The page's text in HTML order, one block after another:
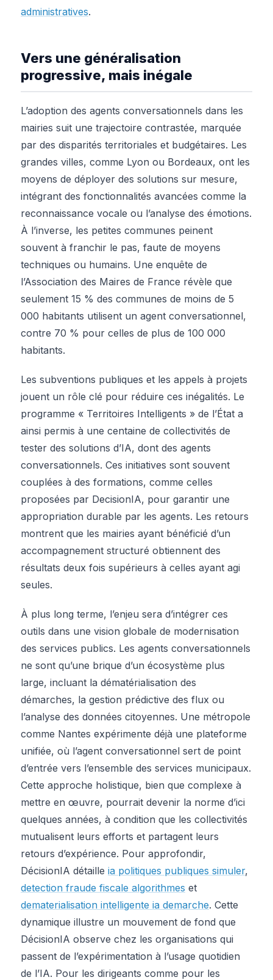
administratives.
Vers une généralisation
progressive, mais inégale
L’adoption des agents conversationnels dans les
mairies suit une trajectoire contrastée, marquée
par des disparités territoriales et budgétaires. Les
grandes villes, comme Lyon ou Bordeaux, ont les
moyens de déployer des solutions sur mesure,
intégrant des fonctionnalités avancées comme la
reconnaissance vocale ou l’analyse des émotions.
À l’inverse, les petites communes peinent
souvent à franchir le pas, faute de moyens
techniques ou humains. Une enquête de
l’Association des Maires de France révèle que
seulement 15 % des communes de moins de 5
000 habitants utilisent un agent conversationnel,
contre 70 % pour celles de plus de 100 000
habitants.
Les subventions publiques et les appels à projets
jouent un rôle clé pour réduire ces inégalités. Le
programme « Territoires Intelligents » de l’État a
ainsi permis à une centaine de collectivités de
tester des solutions d’IA, dont des agents
conversationnels. Ces initiatives sont souvent
couplées à des formations, comme celles
proposées par DecisionIA, pour garantir une
appropriation durable par les agents. Les retours
montrent que les mairies ayant bénéficié d’un
accompagnement structuré obtiennent des
résultats deux fois supérieurs à celles ayant agi
seules.
À plus long terme, l’enjeu sera d’intégrer ces
outils dans une vision globale de modernisation
des services publics. Les agents conversationnels
ne sont qu’une brique d’un écosystème plus
large, incluant la dématérialisation des
démarches, la gestion prédictive des flux ou
l’analyse des données citoyennes. Une métropole
comme Nantes expérimente déjà une plateforme
unifiée, où l’agent conversationnel sert de point
d’entrée vers l’ensemble des services municipaux.
Cette approche holistique, bien que complexe à
mettre en œuvre, pourrait devenir la norme d’ici
quelques années, à condition que les collectivités
mutualisent leurs efforts et partagent leurs
retours d’expérience. Pour approfondir,
DécisionIA détaille ia politiques publiques simuler,
detection fraude fiscale algorithmes et
dematerialisation intelligente ia demarche. Cette
dynamique illustre un mouvement de fond que
DécisionIA observe chez les organisations qui
passent de l’expérimentation à l’usage quotidien
de l’IA. Pour les dirigeants comme pour les